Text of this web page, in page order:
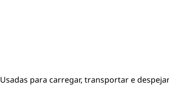
Usadas para carregar, transportar e